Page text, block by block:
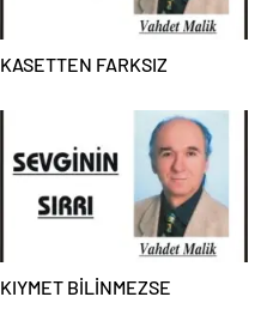
KASETTEN FARKSIZ
KIYMET BİLİNMEZSE